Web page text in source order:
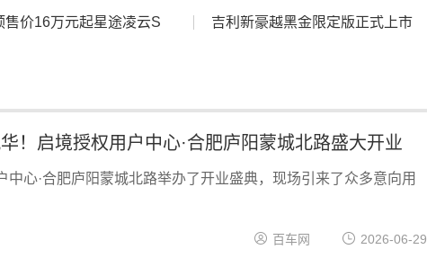
售价16万元起星途凌云S
吉利新豪越黑金限定版正式上市
！启境授权用户中心·合肥庐阳蒙城北路盛大开业
中心·合肥庐阳蒙城北路举办了开业盛典，现场引来了众多意向用
百车网 2026-06-29